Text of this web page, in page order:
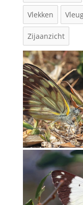
Vlekken
Zijaanzicht